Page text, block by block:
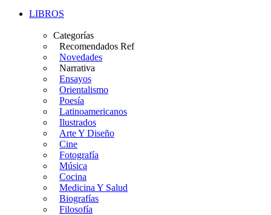
LIBROS
Categorías
Recomendados Ref
Novedades
Narrativa
Ensayos
Orientalismo
Poesía
Latinoamericanos
Ilustrados
Arte Y Diseño
Cine
Fotografía
Música
Cocina
Medicina Y Salud
Biografías
Filosofía